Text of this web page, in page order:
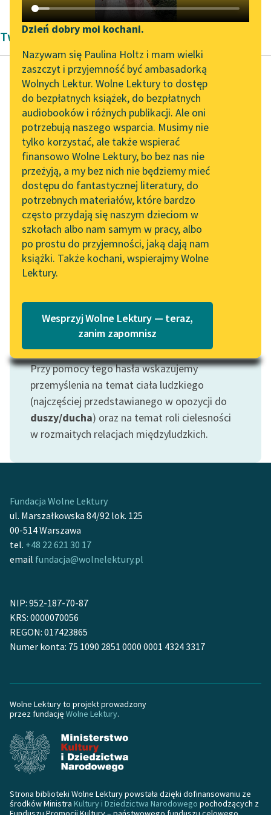
Katalog DAISY
Podkasty o książkach
Zgłoś brak utworu
Aktualności
„Prokurator Alicja Horn”
do słuchania
Byliśmy częścią AI Impact
Lab
Zapraszamy na spotkanie
online z tłumaczkami
literatury skandynawskiej
Spotkanie z Katarzyną
Tunkiel w Oslo
102. lata temu zmarł
Joseph Conrad
Lektury szkolne i klasyka
literatury do słuchania dla
uczennic i uczniów z
niepełnosprawnościami
E-kolekcja lektur
szkolnych i literatury do
słuchania dla uczennic i
niepełnosprawnościami
Popularyzacja
skandynawskiej literatury
feministycznej
Ręce pełne poezji
do domeny publicznej,
lektur szkolnych oraz
Starego Testamentu
Szkoła Poezji Wolnych
Narzędzia
Mapa Wolnych Lektur
Leśmianator
Przewodnik dla piszących i
czytających
API
OAI-PMH
Widget Wolnych Lektur
Przypisy
Katalog w formacie PDF
O nas
Kontakt
O projekcie
Zespół
Dzień dobry moi kochani.
Nazywam się Paulina Holtz i mam wielki
zaszczyt i przyjemność być ambasadorką
Wolnych Lektur. Wolne Lektury to dostęp
do bezpłatnych książek, do bezpłatnych
audiobooków i różnych publikacji. Ale oni
potrzebują naszego wsparcia. Musimy nie
tylko korzystać, ale także wspierać
finansowo Wolne Lektury, bo bez nas nie
przeżyją, a my bez nich nie będziemy mieć
dostępu do fantastycznej literatury, do
potrzebnych materiałów, które bardzo
często przydają się naszym dzieciom w
szkołach albo nam samym w pracy, albo
po prostu do przyjemności, jaką dają nam
książki. Także kochani, wspierajmy Wolne
Lektury.
Wesprzyj Wolne Lektury — teraz,
zanim zapomnisz
Twórczość Pierre'a de Marivaux
Pierre de Marivaux
Zebranie amorów
APOLLO
A czują nie wszyscy. Są
serca tak materialne,
że pojmują uczucie
dopiero wówczas,
gdy...
Czytaj więcej
Motyw: Ciało
Przy pomocy tego hasła wskazujemy
przemyślenia na temat ciała ludzkiego
(najczęściej przedstawianego w opozycji do
duszy/ducha) oraz na temat roli cielesności
w rozmaitych relacjach międzyludzkich.
Fundacja Wolne Lektury
ul. Marszałkowska 84/92 lok. 125
00-514 Warszawa
tel. +48 22 621 30 17
email fundacja@wolnelektury.pl
NIP: 952-187-70-87
KRS: 0000070056
REGON: 017423865
Numer konta: 75 1090 2851 0000 0001 4324 3317
Wolne Lektury to projekt prowadzony
przez fundację Wolne Lektury.
Strona biblioteki Wolne Lektury powstała dzięki dofinansowaniu ze
środków Ministra Kultury i Dziedzictwa Narodowego pochodzących z